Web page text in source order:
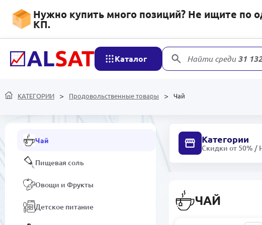
Нужно купить много позиций? Не ищите по
КП.
Каталог Найти среди31
КАТЕГОРИИ Продовольственные товары Чай
Программное обеспечение
Продовольственные
товары
Чай
Пищевая соль
Овощи и Фрукты
Детское питание
Категории
Скидки от 50% /
ЧАЙ